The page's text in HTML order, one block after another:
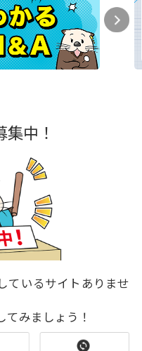
中！
ているサイトありませ
みましょう！